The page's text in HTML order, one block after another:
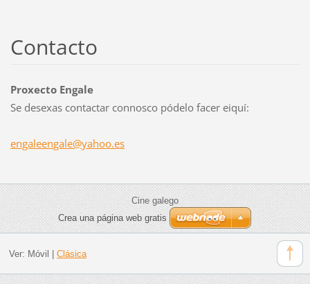
Contacto
Proxecto Engale
Se desexas contactar connosco pódelo facer eiquí:
engaleengale@yahoo.es
Cine galego
Crea una página web gratis
Ver: Móvil Clásica